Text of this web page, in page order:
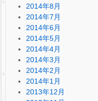
2014年8月
2014年7月
2014年6月
2014年5月
2014年4月
2014年3月
2014年2月
2014年1月
2013年12月